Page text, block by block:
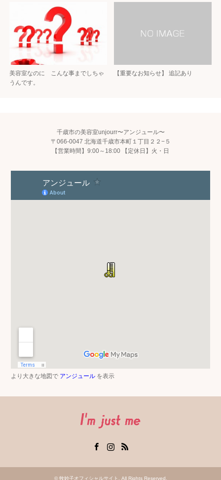
美容室なのに こんな事までしちゃ
うんです。
【重要なお知らせ】 追記あり
千歳市の美容室unjourr〜アンジュール〜
〒066-0047 北海道千歳市本町１丁目２２−５
【営業時間】9:00～18:00 【定休日】火・日
より大きな地図で アンジュール を表示
© 牧妙子オフィシャルサイト . All Rights Reserved.